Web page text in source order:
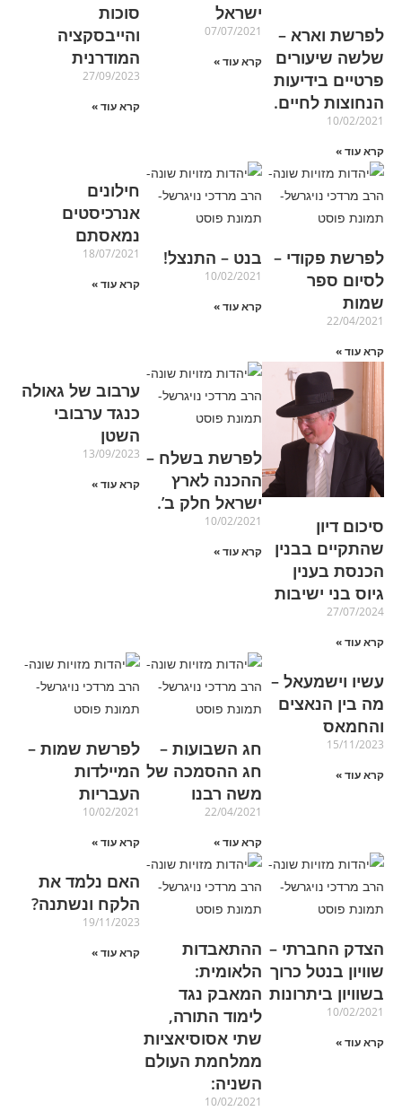
לפרשת וארא –
שלשה שיעורים
פרטיים בידיעות
הנחוצות לחיים.
10/02/2021
קרא עוד »
ישראל
07/07/2021
קרא עוד »
סוכות
והייבסקציה
המודרנית
27/09/2023
קרא עוד »
לפרשת פקודי –
לסיום ספר
שמות
22/04/2021
קרא עוד »
בנט – התנצל!
10/02/2021
קרא עוד »
חילונים
אנרכיסטים
נמאסתם
18/07/2021
קרא עוד »
סיכום דיון
שהתקיים בבנין
הכנסת בענין
גיוס בני ישיבות
27/07/2024
קרא עוד »
לפרשת בשלח –
ההכנה לארץ
ישראל חלק ב’.
10/02/2021
קרא עוד »
ערבוב של גאולה
כנגד ערבובי
השטן
13/09/2023
קרא עוד »
עשיו וישמעאל –
מה בין הנאצים
והחמאס
15/11/2023
קרא עוד »
חג השבועות –
חג ההסמכה של
משה רבנו
22/04/2021
קרא עוד »
לפרשת שמות –
המיילדות
העבריות
10/02/2021
קרא עוד »
הצדק החברתי –
שוויון בנטל כרוך
בשוויון ביתרונות
10/02/2021
קרא עוד »
ההתאבדות
הלאומית:
המאבק נגד
לימוד התורה,
שתי אסוסיאציות
ממלחמת העולם
השניה:
10/02/2021
האם נלמד את
הלקח ונשתנה?
19/11/2023
קרא עוד »